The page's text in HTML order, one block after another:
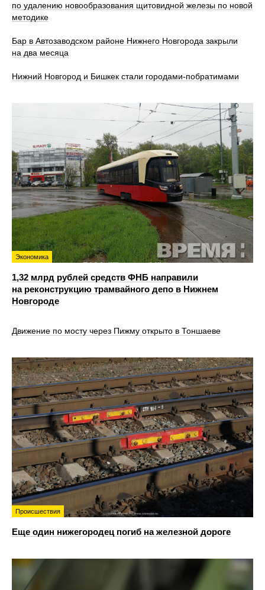
по удалению новообразования щитовидной железы по новой
методике
Бар в Автозаводском районе Нижнего Новгорода закрыли
на два месяца
Нижний Новгород и Бишкек стали городами-побратимами
Экономика
1,32 млрд рублей средств ФНБ направили
на реконструкцию трамвайного депо в Нижнем
Новгороде
Движение по мосту через Пижму открыто в Тоншаеве
Происшествия
Еще один нижегородец погиб на железной дороге